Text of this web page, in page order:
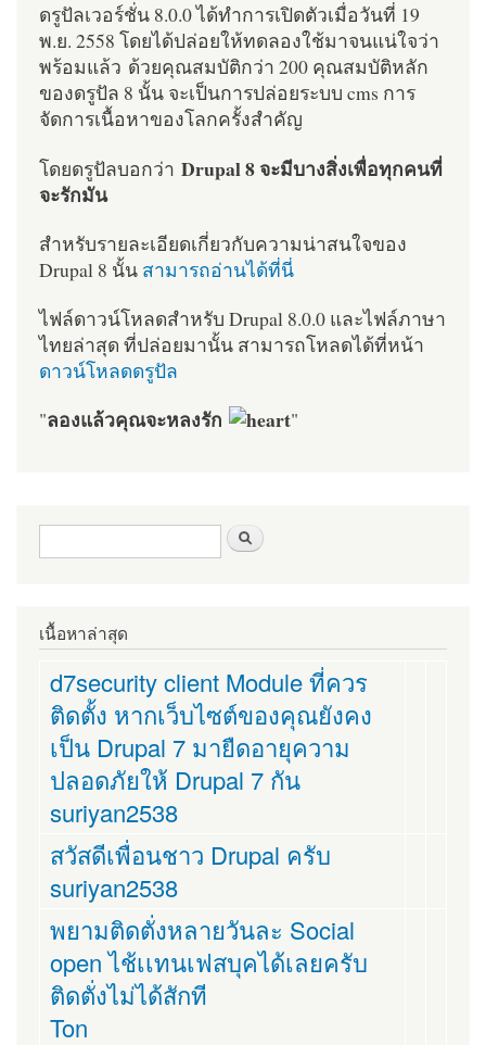
ดรูปัลเวอร์ชั่น 8.0.0 ได้ทำการเปิดตัวเมื่อวันที่ 19
พ.ย. 2558 โดยได้ปล่อยให้ทดลองใช้มาจนแน่ใจว่า
พร้อมแล้ว ด้วยคุณสมบัติกว่า 200 คุณสมบัติหลัก
ของดรูปัล 8 นั้น จะเป็นการปล่อยระบบ cms การ
จัดการเนื้อหาของโลกครั้งสำคัญ
โดยดรูปัลบอกว่า Drupal 8 จะมีบางสิ่งเพื่อทุกคนที่
จะรักมัน
สำหรับรายละเอียดเกี่ยวกับความน่าสนใจของ
Drupal 8 นั้น สามารถอ่านได้ที่นี่
ไฟล์ดาวน์โหลดสำหรับ Drupal 8.0.0 และไฟล์ภาษา
ไทยล่าสุด ที่ปล่อยมานั้น สามารถโหลดได้ที่หน้า
ดาวน์โหลดดรูปัล
"ลองแล้วคุณจะหลงรัก "
ฟอร์มค้นหา
เนื้อหาล่าสุด
d7security client Module ที่ควร
ติดตั้ง หากเว็บไซต์ของคุณยังคง
เป็น Drupal 7 มายืดอายุความ
ปลอดภัยให้ Drupal 7 กัน
suriyan2538
สวัสดีเพื่อนชาว Drupal ครับ
suriyan2538
พยามติดตั่งหลายวันละ Social
open ไช้เเทนเฟสบุคได้เลยครับ
ติดตั่งไม่ได้สักที
Ton